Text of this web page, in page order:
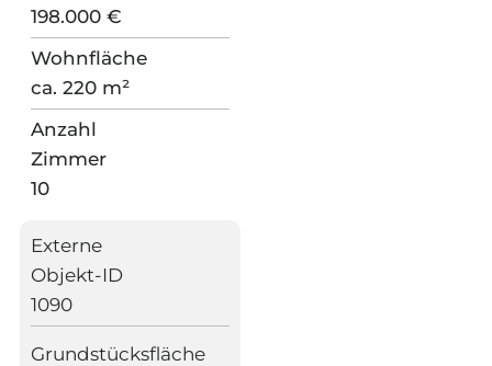
198.000 €
Wohnfläche
ca. 220 m²
Anzahl
Zimmer
10
Externe
Objekt-ID
1090
Grundstücksfläche